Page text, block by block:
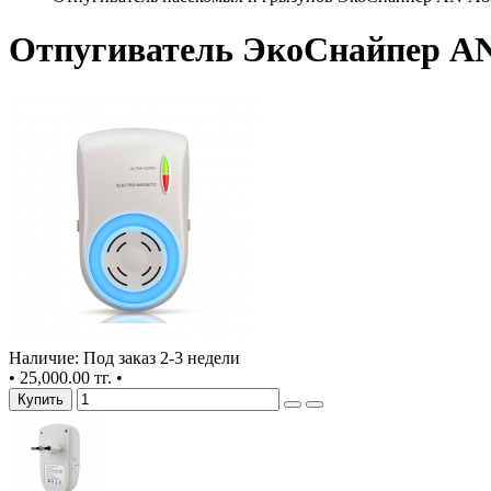
Отпугиватель ЭкоСнайпер
Наличие: Под заказ 2-3 недели
• 25,000.00 тг. •
Купить